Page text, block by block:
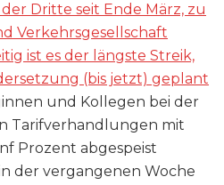
Dritte seit Ende März, zu
Verkehrsgesellschaft
ist es der längste Streik,
(bis jetzt) geplant
und Kollegen bei der
Tarifverhandlungen mit
Prozent abgespeist
der vergangenen Woche